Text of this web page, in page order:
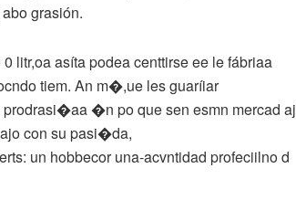
grasión.
litr,oa asíta podea centtirse ee lefábriaa
tiem. An m�,ue les guaríiar
�n po que sen esmn mercad aj
con su pasi�da,
un hobbecor una-acvntidad profeciilno d